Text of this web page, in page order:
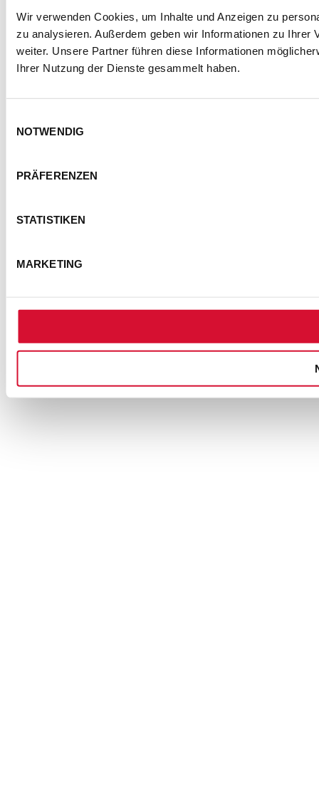
Wir verwenden Cookies, um Inhalte und Anzeigen zu
zu analysieren. Außerdem geben wir Informationen zu Ihrer
weiter. Unsere Partner führen diese Informationen
Ihrer Nutzung der Dienste gesammelt haben.
NOTWENDIG
PRÄFERENZEN
STATISTIKEN
MARKETING